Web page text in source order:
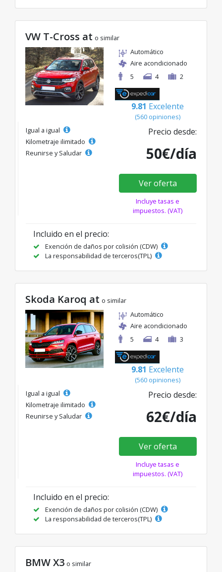
VW T-Cross at o similar
Automático
Aire acondicionado
5
4 2
9.81 Excelente
(560 opiniones)
Igual a igual
Kilometraje ilimitado
Reunirse y Saludar
Precio desde:
50€/día
Ver oferta
Incluye tasas e
impuestos. (VAT)
Incluido en el precio:
Exención de daños por colisión (CDW)
La responsabilidad de terceros(TPL)
Skoda Karoq at o similar
Automático
Aire acondicionado
5
4 3
9.81 Excelente
(560 opiniones)
Igual a igual
Kilometraje ilimitado
Reunirse y Saludar
Precio desde:
62€/día
Ver oferta
Incluye tasas e
impuestos. (VAT)
Incluido en el precio:
Exención de daños por colisión (CDW)
La responsabilidad de terceros(TPL)
BMW X3 o similar